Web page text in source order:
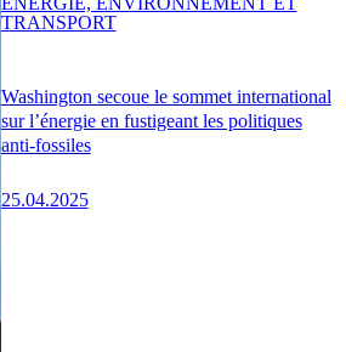
Washington secoue le sommet international
sur l’énergie en fustigeant les politiques
anti-fossiles
25.04.2025
TRANSPORT